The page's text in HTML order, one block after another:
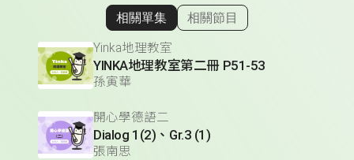
顯示相關單集
相關單集 相關節目
Yinka地理教室
YINKA地理教室第二冊 P51-53
孫寅華
開心學德語二
Dialog 1(2)、Gr.3 (1)
張南思